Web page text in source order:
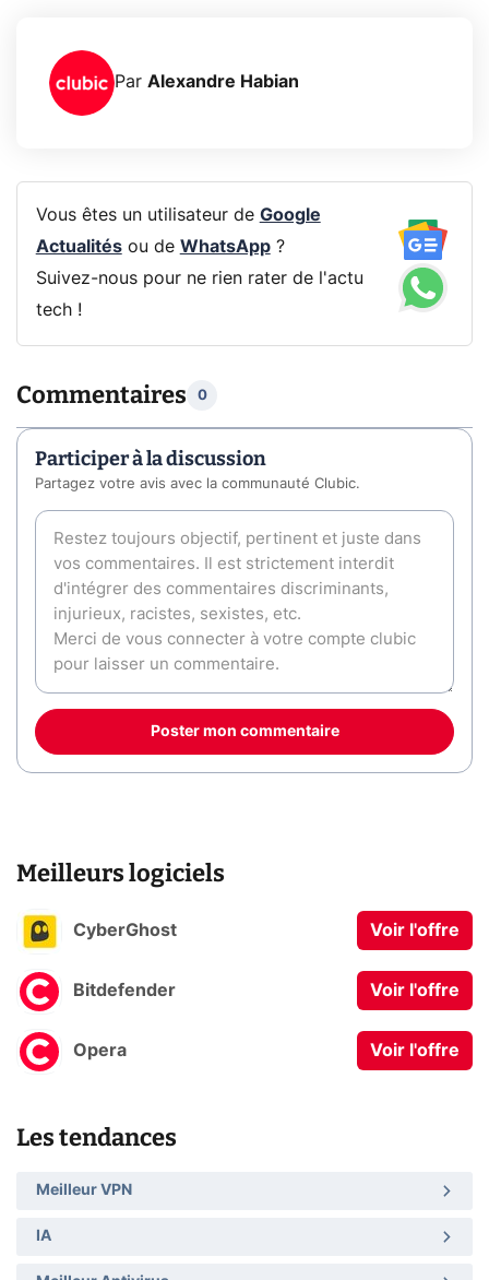
Par Alexandre Habian
Vous êtes un utilisateur de Google
Actualitésou de WhatsApp?
Suivez-nous pour ne rien rater de l'actu
tech !
Commentaires 0
Participer à la discussion
Partagez votre avis avec la communauté Clubic.
Poster mon commentaire
Meilleurs logiciels
CyberGhost Voir l'offre
Bitdefender Voir l'offre
Opera Voir l'offre
Les tendances
Meilleur VPN
IA